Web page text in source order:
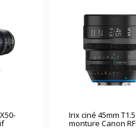
Irix ciné 45mm T1.5
monture Canon RF